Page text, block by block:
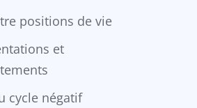
positions de vie
et
cycle négatif